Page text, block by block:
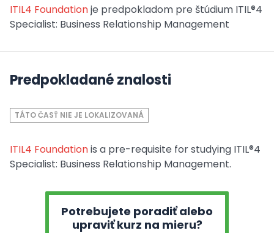
ITIL4 Foundationje predpokladom pre štúdium ITIL®4
Specialist: Business Relationship Management
Predpokladané znalosti
TÁTO ČASŤ NIE JE LOKALIZOVANÁ
ITIL4 Foundationis a pre-requisite for studying ITIL®4
Specialist: Business Relationship Management.
Potrebujete poradiť alebo
upraviť kurz na mieru?